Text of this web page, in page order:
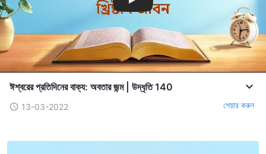
ঈশ্বরের প্রতিদিনের বাক্য: অবতার জন্ম | উদ্ধৃতি 140
13-03-2022 শেয়ার করুন